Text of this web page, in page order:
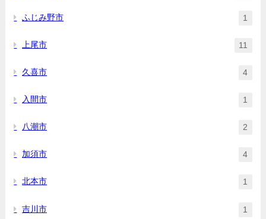
ふじみ野市 1
上尾市 11
久喜市 4
入間市 1
八潮市 2
加須市 4
北本市 1
吉川市 1